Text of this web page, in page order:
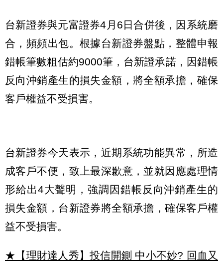
台新證券與元富證券4月6日合併後，因系統磨
合，頻頻出包。根據台新證券盤點，整體申報
錯帳筆數粗估約9000筆，台新證承諾，因錯帳
反向沖銷產生的損失金額，將全額承擔，確保
客戶權益不受損害。
台新證券今天表示，近期系統功能異常，所造
成客戶不便，致上最深歉意，並就因應處理情
形給出4大聲明，強調因錯帳反向沖銷產生的
損失金額，台新證券將全額承擔，確保客戶權
益不受損害。
★【理財達人秀】投信開鍘 中小不妙? 回血又